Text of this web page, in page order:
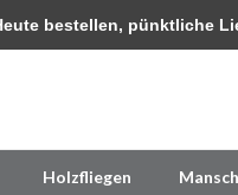
Holzfliegen
bestellen, pünktliche